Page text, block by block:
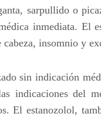
sarpullido o
inmediata. El
cabeza, insomnio y
sin indicación
indicaciones del
El estanozolol,